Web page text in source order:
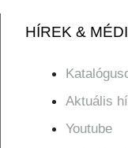
HÍREK &
Aktuális
Youtube